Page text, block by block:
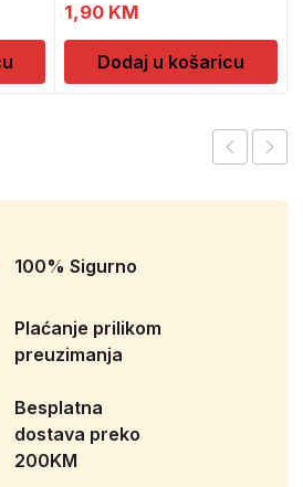
1,90 KM
Dodaj u košaricu
100% Sigurno
Plaćanje prilikom
preuzimanja
Besplatna
dostava preko
200KM